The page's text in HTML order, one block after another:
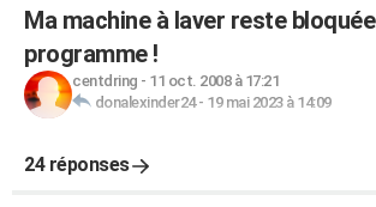
Ma machine à laver reste
programme !
centdring - 11 oct. 2008 à 17:21
donalexinder24- 19 mai 2023 à 14:09
24 réponses